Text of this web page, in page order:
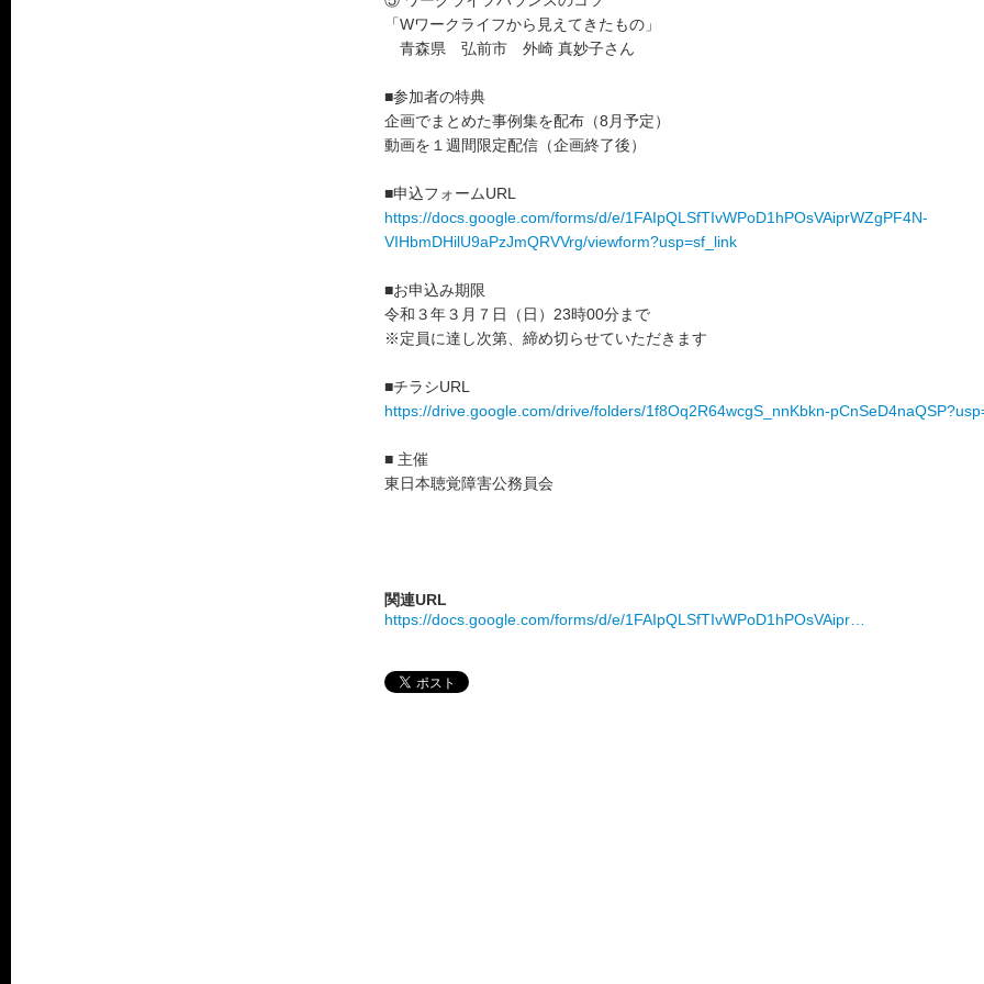
「Wワークライフから見えてきたもの」
青森県 弘前市 外崎 真妙子さん
■参加者の特典
企画でまとめた事例集を配布（8月予定）
動画を１週間限定配信（企画終了後）
■申込フォームURL
https://docs.google.com/forms/d/e/1FAIpQLSfTIvWPoD1hPOsVAiprWZgPF4N-
VIHbmDHilU9aPzJmQRVVrg/viewform?usp=sf_link
■お申込み期限
令和３年３月７日（日）23時00分まで
※定員に達し次第、締め切らせていただきます
■チラシURL
https://drive.google.com/drive/folders/1f8Oq2R64wcgS_nnKbkn-
■ 主催
東日本聴覚障害公務員会
関連URL
https://docs.google.com/forms/d/e/1FAIpQLSfTIvWPoD1hPOsVAipr…